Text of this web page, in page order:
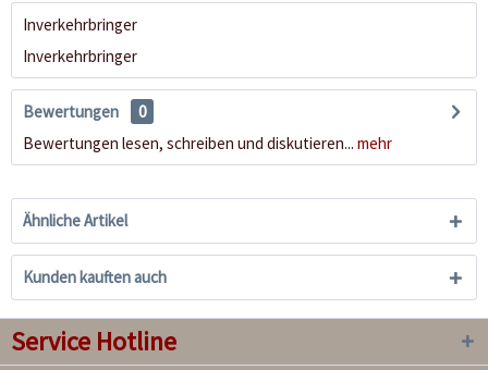
Inverkehrbringer
Inverkehrbringer
Bewertungen
0
Bewertungen lesen, schreiben und diskutieren... mehr
Ähnliche Artikel
Kunden kauften auch
Service Hotline